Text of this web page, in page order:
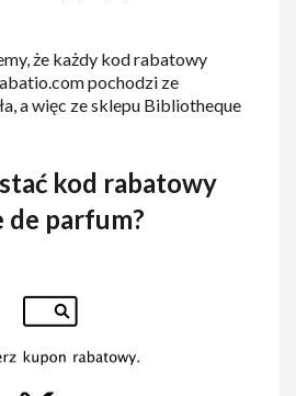
że każdy kod rabatowy
pochodzi ze
a więc ze sklepu Bibliotheque
kod rabatowy
parfum?